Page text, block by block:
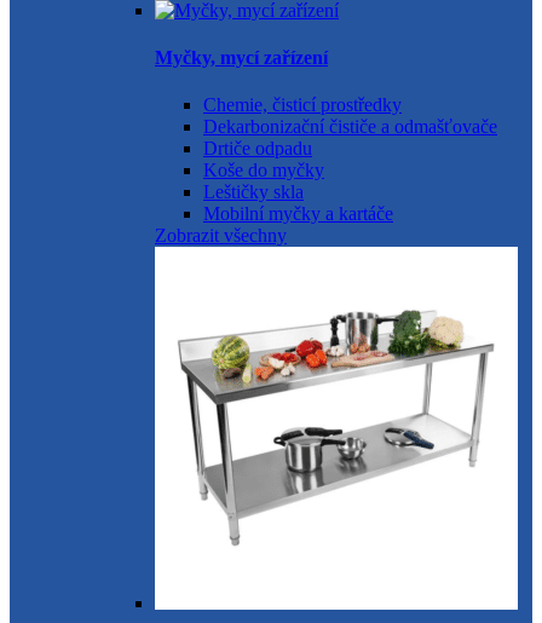
Myčky, mycí zařízení
Chemie, čisticí prostředky
Dekarbonizační čističe a odmašťovače
Drtiče odpadu
Koše do myčky
Leštičky skla
Mobilní myčky a kartáče
Zobrazit všechny